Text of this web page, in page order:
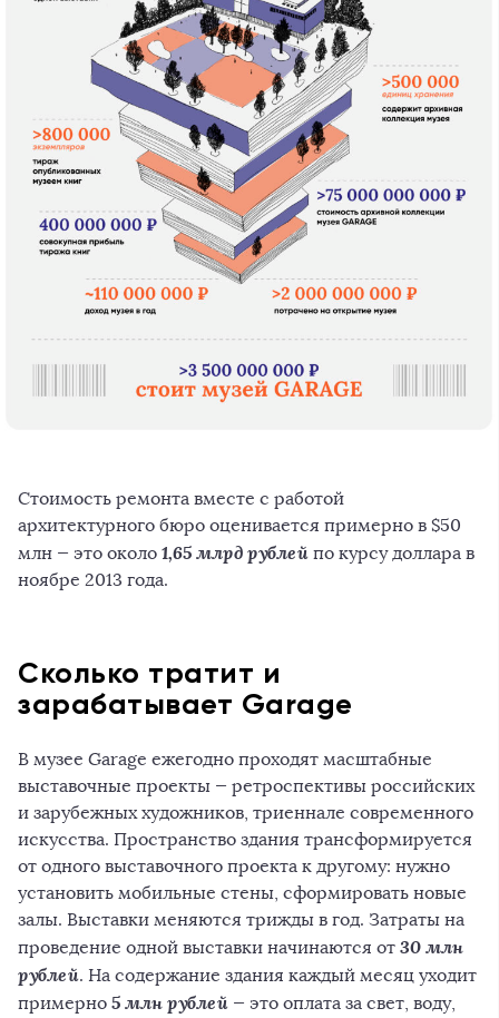
Стоимость ремонта вместе с работой
архитектурного бюро оценивается примерно в $50
млн — это около 1,65 млрд рублей по курсу доллара в
ноябре 2013 года.
Сколько тратит и
зарабатывает Garage
В музее Garage ежегодно проходят масштабные
выставочные проекты — ретроспективы российских
и зарубежных художников, триеннале современного
искусства. Пространство здания трансформируется
от одного выставочного проекта к другому: нужно
установить мобильные стены, сформировать новые
залы. Выставки меняются трижды в год. Затраты на
проведение одной выставки начинаются от 30 млн
рублей. На содержание здания каждый месяц уходит
примерно 5 млн рублей — это оплата за свет, воду,